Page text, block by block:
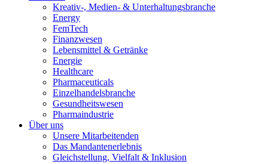
Kreativ-, Medien- & Unterhaltungsbranche
Energy
FemTech
Finanzwesen
Lebensmittel & Getränke
Energie
Healthcare
Pharmaceuticals
Einzelhandelsbranche
Gesundheitswesen
Pharmaindustrie
Über uns
Unsere Mitarbeitenden
Das Mandantenerlebnis
Gleichstellung, Vielfalt & Inklusion